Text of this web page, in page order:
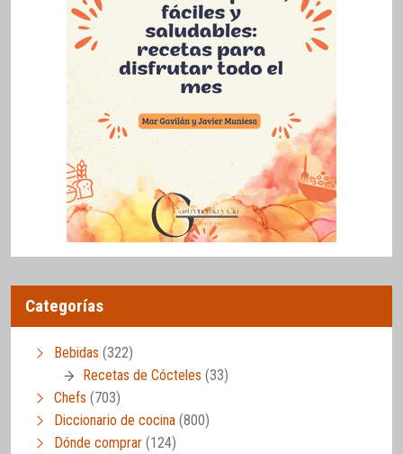
Categorías
Bebidas (322)
Recetas de Cócteles (33)
Chefs (703)
Diccionario de cocina (800)
Dónde comprar (124)